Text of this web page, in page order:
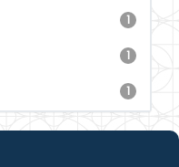
1
1
1